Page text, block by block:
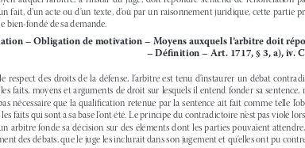

déduire le bien-fondé de sa demande.
Annulation – Obligation de motivation – Moyens auxquels l’arbitre doit répondre
4.  Dans  le  respect  des  droits  de  la  défense,  l’arbitre  est  tenu  d’instaurer  un  débat  contradictoire
sur tous les faits, moyens et arguments de droit sur lesquels il entend fonder sa sentence, même
débats si les faits qui sont à sa base l’ont été. Le principe du contradictoire n’est pas violé lorsqu’un
juge  ou  un  arbitre  fonde  sa  décision  sur  des  éléments  dont  les  parties  pouvaient  attendre,  vu  le
déroulement des débats, que le juge les inclurait dans son jugement et qu’elles ont pu contredire.
Annulation – Respect des droits de la défense – Portée – Art. 1717, § 3, a), ii. C. jud.